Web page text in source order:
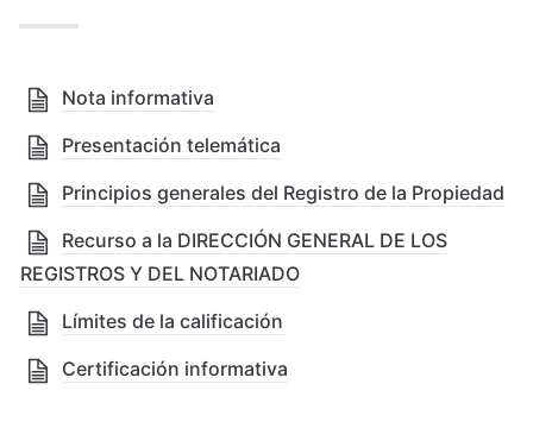
Nota informativa
Presentación telemática
Principios generales del Registro de la Propiedad
Recurso a la DIRECCIÓN GENERAL DE LOS
REGISTROS Y DEL NOTARIADO
Límites de la calificación
Certificación informativa